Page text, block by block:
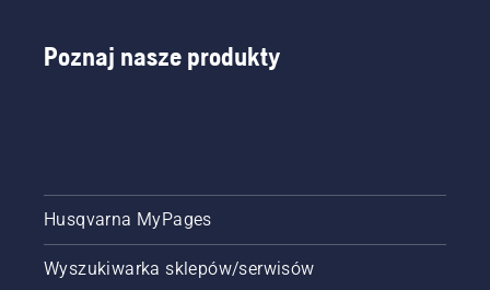
Poznaj nasze produkty
Husqvarna MyPages
Wyszukiwarka sklepów/serwisów